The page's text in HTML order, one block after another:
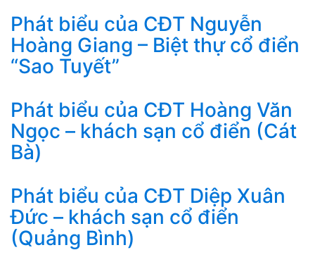
Phát biểu của CĐT Nguyễn
Hoàng Giang – Biệt thự cổ điển
“Sao Tuyết”
Phát biểu của CĐT Hoàng Văn
Ngọc – khách sạn cổ điển (Cát
Bà)
Phát biểu của CĐT Diệp Xuân
Đức – khách sạn cổ điển
(Quảng Bình)